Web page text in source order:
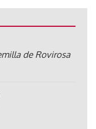
de Rovirosa